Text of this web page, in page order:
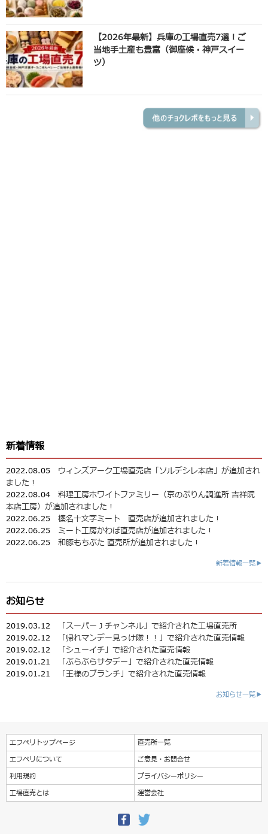
【2026年最新】兵庫の工場直売7選！ご
当地手土産も豊富（御座候・神戸スイー
ツ）
新着情報
2022.08.05 ウィンズアーク工場直売店「ソルデシレ本店」が追加され
ました！
2022.08.04 料理工房ホワイトファミリー（京のぷりん調進所 吉祥院
本店工房）が追加されました！
2022.06.25 榛名十文字ミート 直売店が追加されました！
2022.06.25 ミート工房かわば直売店が追加されました！
2022.06.25 和豚もちぶた 直売所が追加されました！
新着情報一覧▶
お知らせ
2019.03.12
「スーパーＪチャンネル」で紹介された工場直売所
2019.02.12
「帰れマンデー見っけ隊！！」で紹介された直売情報
2019.02.12
「シューイチ」で紹介された直売情報
2019.01.21
「ぶらぶらサタデー」で紹介された直売情報
2019.01.21
「王様のブランチ」で紹介された直売情報
お知らせ一覧▶
エフペリトップページ
直売所一覧
エフペリについて
ご意見・お問合せ
利用規約
プライバシーポリシー
工場直売とは
運営会社